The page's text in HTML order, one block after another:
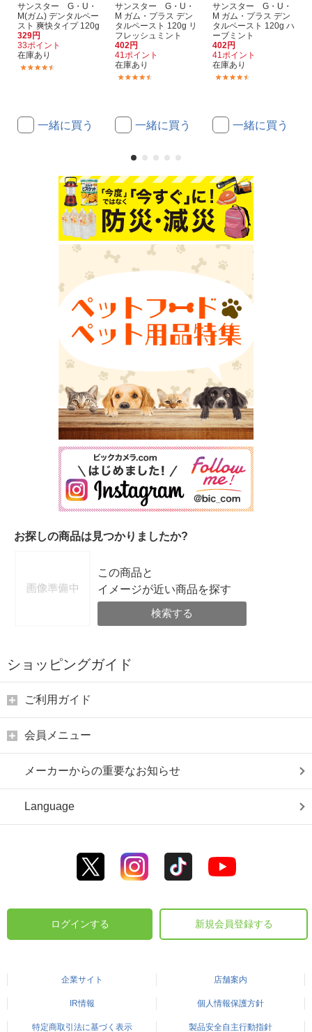
サンスター G・U・
M(ガム) デンタルペー
スト 爽快タイプ 120g
329円
33ポイント
在庫あり
一緒に買う
サンスター G・U・
M ガム・プラス デン
タルペースト 120g リ
フレッシュミント
402円
41ポイント
在庫あり
一緒に買う
サンスター G・U・
M ガム・プラス デン
タルペースト 120g ハ
ーブミント
402円
41ポイント
在庫あり
一緒に買う
お探しの商品は見つかりましたか?
この商品と
イメージが近い商品を探す
検索する
ショッピングガイド
ご利用ガイド
会員メニュー
メーカーからの重要なお知らせ
Language
ログインする 新規会員登録する
企業サイト 店舗案内
IR情報 個人情報保護方針
特定商取引法に基づく表示 製品安全自主行動指針